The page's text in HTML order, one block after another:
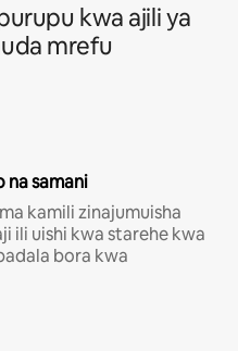
kwa ajili ya
mrefu
na samani
kamili zinajumuisha
ili uishi kwa starehe kwa
bora kwa